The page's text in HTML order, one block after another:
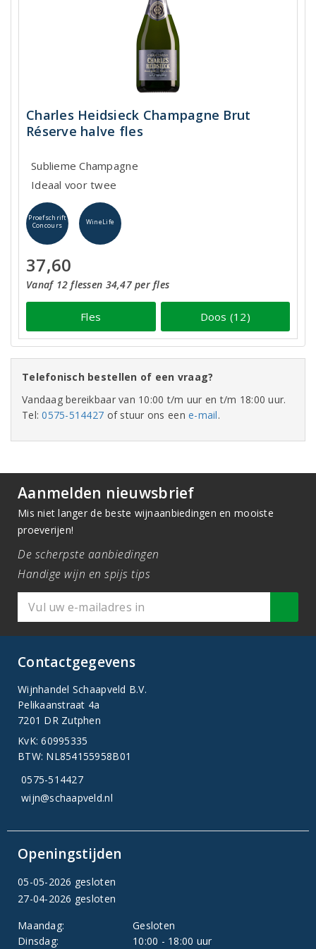
Charles Heidsieck Champagne Brut
Réserve halve fles
Sublieme Champagne
Ideaal voor twee
Proefschrift
Concours
WineLife
37,60
Vanaf 12 flessen 34,47 per fles
Fles Doos (12)
Telefonisch bestellen of een vraag?
Vandaag bereikbaar van 10:00 t/m uur en t/m 18:00 uur.
Tel:0575-514427 of stuur ons eene-mail.
Aanmelden nieuwsbrief
Mis niet langer de beste wijnaanbiedingen en mooiste
proeverijen!
De scherpste aanbiedingen
Handige wijn en spijs tips
Contactgegevens
Wijnhandel Schaapveld B.V.
Pelikaanstraat 4a
7201 DR Zutphen
KvK: 60995335
BTW: NL854155958B01
0575-514427
wijn@schaapveld.nl
Openingstijden
05-05-2026 gesloten
27-04-2026 gesloten
Maandag:
Gesloten
Dinsdag:
10:00 - 18:00 uur